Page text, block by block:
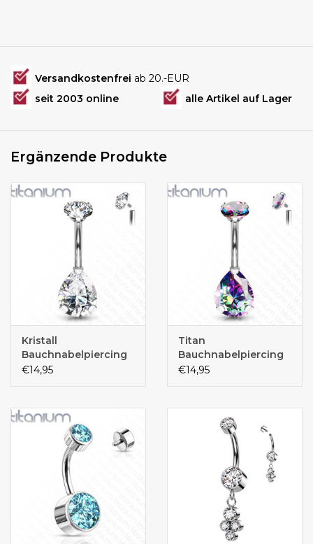
Versandkostenfrei ab 20.-EUR
seit 2003 online
alle Artikel auf Lager
Ergänzende Produkte
Kristall
Bauchnabelpiercing
Titan
€14,95
Titan
Bauchnabelpiercing
Tropfen
€14,95